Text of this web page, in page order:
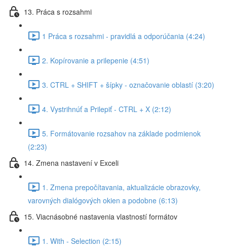
13. Práca s rozsahmi
1 Práca s rozsahmi - pravidlá a odporúčania (4:24)
2. Kopírovanie a prilepenie (4:51)
3. CTRL + SHIFT + šípky - označovanie oblastí (3:20)
4. Vystrihnúť a Prilepiť - CTRL + X (2:12)
5. Formátovanie rozsahov na základe podmienok
(2:23)
14. Zmena nastavení v Exceli
1. Zmena prepočítavania, aktualizácie obrazovky,
varovných dialógových okien a podobne (6:13)
15. Viacnásobné nastavenia vlastností formátov
1. With - Selection (2:15)